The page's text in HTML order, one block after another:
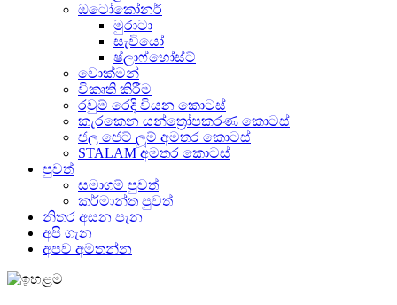
ඔටෝකෝනර්
මුරාටා
සැවියෝ
ෂ්ලාෆ්හෝස්ට්
වොක්මන්
විකෘති කිරීම
රවුම් රෙදි වියන කොටස්
කැරකෙන යන්ත්‍රෝපකරණ කොටස්
ජල ජෙට් ලූම් අමතර කොටස්
STALAM අමතර කොටස්
පුවත්
සමාගම් පුවත්
කර්මාන්ත පුවත්
නිතර අසන පැන
අපි ගැන
අපව අමතන්න